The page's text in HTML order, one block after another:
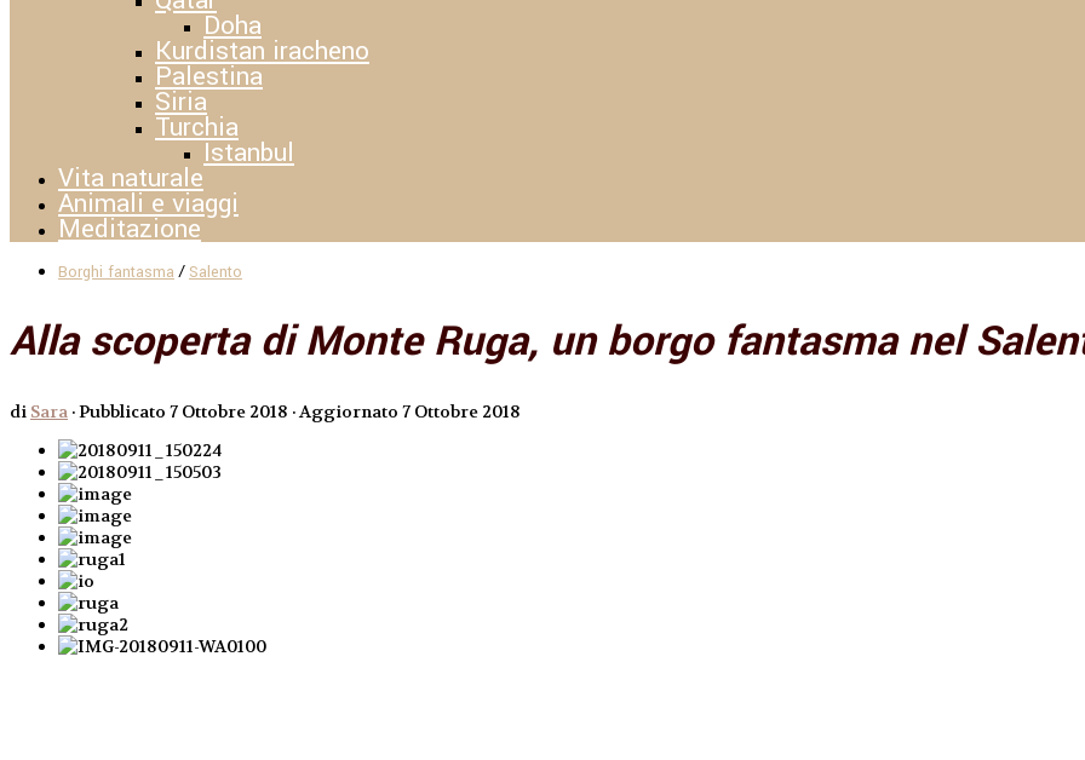
Doha
Kurdistan iracheno
Palestina
Siria
Turchia
Istanbul
Vita naturale
Animali e viaggi
Meditazione
Borghi fantasma / Salento
Alla scoperta di Monte Ruga, un borgo fantasma nel
di Sara · Pubblicato 7 Ottobre 2018 · Aggiornato 7 Ottobre 2018